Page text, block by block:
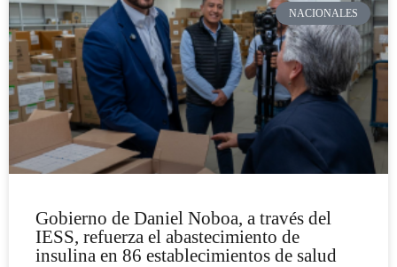
NACIONALES
Gobierno de Daniel Noboa, a través del
IESS, refuerza el abastecimiento de
insulina en 86 establecimientos de salud